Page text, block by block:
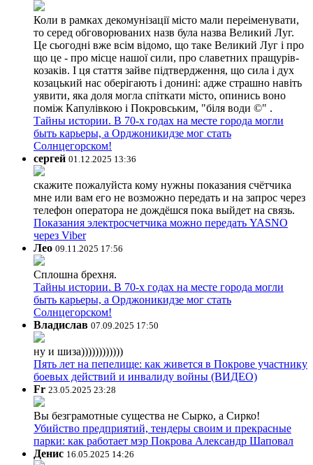
Коли в рамках декомунізації місто мали переіменувати,
то серед обговорюваних назв була назва Великий Луг.
Це сьогодні вже всім відомо, що таке Великий Луг і про
що це - про місце нашої сили, про славетних пращурів-
козаків. І ця стаття зайве підтвердження, що сила і дух
козацький нас оберігають і донині: адже страшно навіть
уявити, яка доля могла спіткати місто, опинись воно
поміж Капулівкою і Покровським, "біля води ©" .
Тайны истории. В 70-х годах на месте города могли
быть карьеры, а Орджоникидзе мог стать
Солнцегорском!
сергей 01.12.2025 13:36
скажите пожалуйста кому нужны показания счётчика
мне или вам его не возможно передать и на запрос через
телефон оператора не дождёшся пока выйдет на связь.
Показания электросчетчика можно передать YASNO
через Viber
Лео 09.11.2025 17:56
Сплошна брехня.
Тайны истории. В 70-х годах на месте города могли
быть карьеры, а Орджоникидзе мог стать
Солнцегорском!
Владислав 07.09.2025 17:50
ну и шиза))))))))))))
Пять лет на пепелище: как живется в Покрове участнику
боевых действий и инвалиду войны (ВИДЕО)
Fr 23.05.2025 23:28
Вы безграмотные существа не Сырко, а Сирко!
Убийство предприятий, тендеры своим и прекрасные
парки: как работает мэр Покрова Александр Шаповал
Денис 16.05.2025 14:26